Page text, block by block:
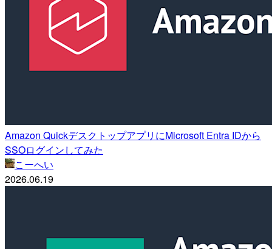
Amazon QuickデスクトップアプリにMicrosoft Entra IDから
SSOログインしてみた
こーへい
2026.06.19